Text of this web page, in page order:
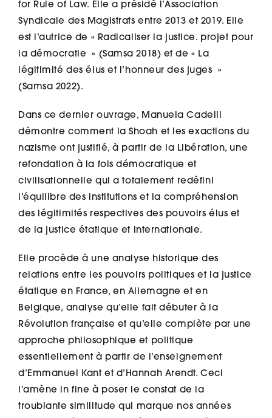
for Rule of Law. Elle a présidé l’Association
Syndicale des Magistrats entre 2013 et 2019. Elle
est l’autrice de « Radicaliser la justice. projet pour
la démocratie » (Samsa 2018) et de « La
légitimité des élus et l’honneur des juges »
(Samsa 2022).
Dans ce dernier ouvrage, Manuela Cadelli
démontre comment la Shoah et les exactions du
nazisme ont justifié, à partir de la Libération, une
refondation à la fois démocratique et
civilisationnelle qui a totalement redéfini
l’équilibre des institutions et la compréhension
des légitimités respectives des pouvoirs élus et
de la justice étatique et internationale.
Elle procède à une analyse historique des
relations entre les pouvoirs politiques et la justice
étatique en France, en Allemagne et en
Belgique, analyse qu’elle fait débuter à la
Révolution française et qu’elle complète par une
approche philosophique et politique
essentiellement à partir de l’enseignement
d’Emmanuel Kant et d’Hannah Arendt. Ceci
l’amène in fine à poser le constat de la
troublante similitude qui marque nos années